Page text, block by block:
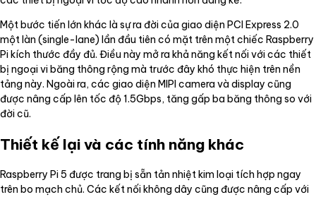
Một bước tiến lớn khác là sự ra đời của giao diện PCI Express 2.0
một làn (single-lane) lần đầu tiên có mặt trên một chiếc Raspberry
Pi kích thước đầy đủ. Điều này mở ra khả năng kết nối với các thiết
bị ngoại vi băng thông rộng mà trước đây khó thực hiện trên nền
tảng này. Ngoài ra, các giao diện MIPI camera và display cũng
được nâng cấp lên tốc độ 1.5Gbps, tăng gấp ba băng thông so với
đời cũ.
Thiết kế lại và các tính năng khác
Raspberry Pi 5 được trang bị sẵn tản nhiệt kim loại tích hợp ngay
trên bo mạch chủ. Các kết nối không dây cũng được nâng cấp với